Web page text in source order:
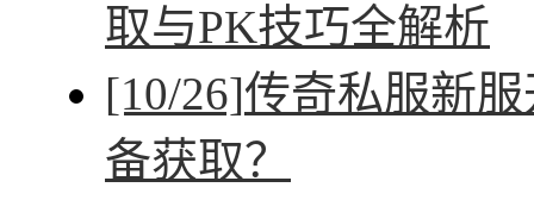
取与PK技巧全解析
[10/26]传奇私服新
备获取？